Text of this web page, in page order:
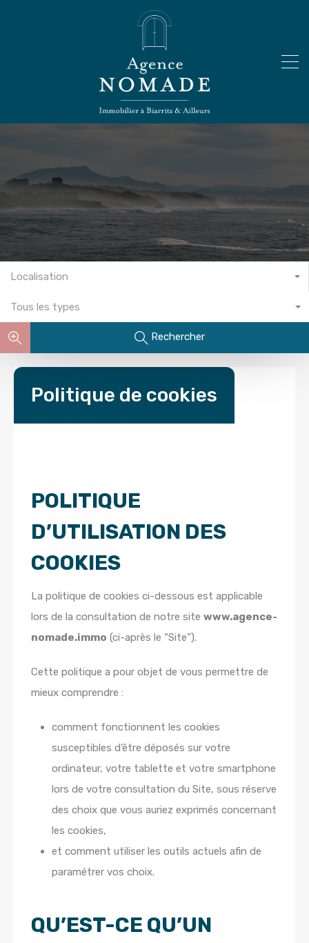
Localisation
Tous les types
Rechercher
Politique de cookies
POLITIQUE
D’UTILISATION DES
COOKIES
La politique de cookies ci-dessous est applicable
lors de la consultation de notre site www.agence-
nomade.immo (ci-après le “Site”).
Cette politique a pour objet de vous permettre de
mieux comprendre :
comment fonctionnent les cookies
susceptibles d’être déposés sur votre
ordinateur, votre tablette et votre smartphone
lors de votre consultation du Site, sous réserve
des choix que vous auriez exprimés concernant
les cookies,
et comment utiliser les outils actuels afin de
paramétrer vos choix.
QU’EST-CE QU’UN